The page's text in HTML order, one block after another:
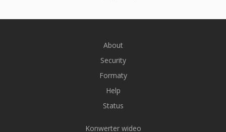
About
Security
Formaty
Help
Status
Konwerter wideo